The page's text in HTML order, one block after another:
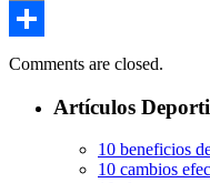
Email
Compartir
Comments are closed.
Artículos
10 beneficios
10 cambios